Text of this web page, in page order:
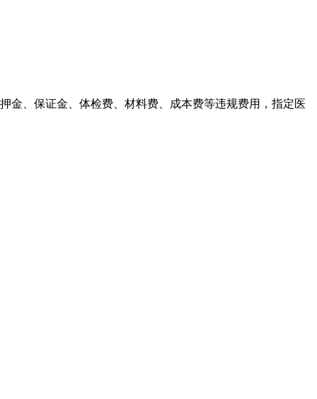
金、保证金、体检费、材料费、成本费等违规费用，指定医